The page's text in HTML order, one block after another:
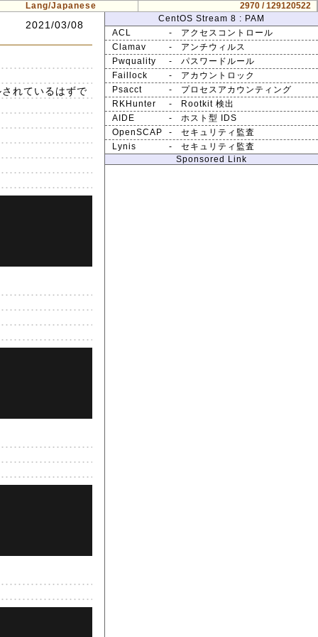
Lang/Japanese
2970 / 129120522
2021/03/08
れているはずで
CentOS Stream 8 : PAM
ACL
- アクセスコントロール
Clamav
- アンチウィルス
Pwquality
- パスワードルール
Faillock
- アカウントロック
Psacct
- プロセスアカウンティング
RKHunter
- Rootkit 検出
AIDE
- ホスト型 IDS
OpenSCAP
- セキュリティ監査
Lynis
- セキュリティ監査
Sponsored Link